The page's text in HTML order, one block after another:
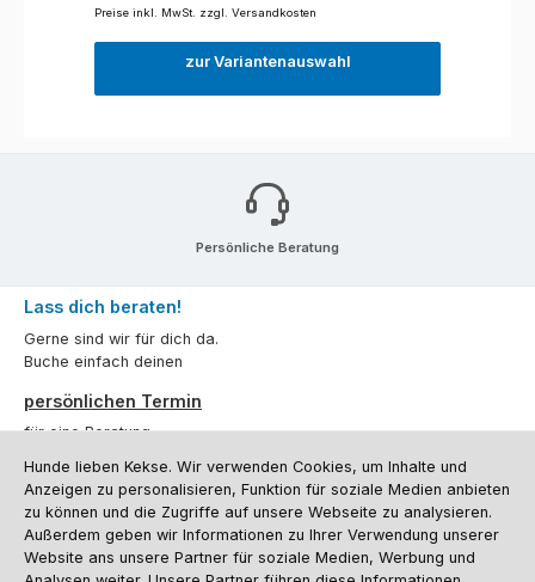
Preise inkl. MwSt. zzgl. Versandkosten
zur Variantenauswahl
Persönliche Beratung
Lass dich beraten!
Gerne sind wir für dich da.
Buche einfach deinen
persönlichen Termin
für eine Beratung.
Oder über unserKontaktformular.
Vertrag widerrufen
Hunde lieben Kekse. Wir verwenden Cookies, um Inhalte und
Anzeigen zu personalisieren, Funktion für soziale Medien anbieten
zu können und die Zugriffe auf unsere Webseite zu analysieren.
Außerdem geben wir Informationen zu Ihrer Verwendung unserer
Website ans unsere Partner für soziale Medien, Werbung und